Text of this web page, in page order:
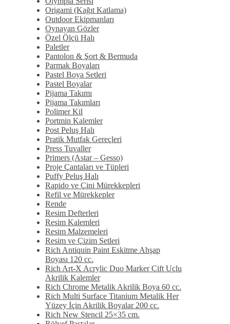
Origami (Kağıt Katlama)
Outdoor Ekipmanları
Oynayan Gözler
Özel Ölçü Halı
Paletler
Pantolon & Şort & Bermuda
Parmak Boyaları
Pastel Boya Setleri
Pastel Boyalar
Pijama Takımı
Pijama Takımları
Polimer Kil
Portmin Kalemler
Post Peluş Halı
Pratik Mutfak Gereçleri
Press Tuvaller
Primers (Astar – Gesso)
Proje Çantaları ve Tüpleri
Puffy Peluş Halı
Rapido ve Çini Mürekkepleri
Refil ve Mürekkepler
Rende
Resim Defterleri
Resim Kalemleri
Resim Malzemeleri
Resim ve Çizim Setleri
Rich Antiquin Paint Eskitme Ahşap
Boyası 120 cc.
Rich Art-X Acrylic Duo Marker Çift Uçlu
Akrilik Kalemler
Rich Chrome Metalik Akrilik Boya 60 cc.
Rich Multi Surface Titanium Metalik Her
Yüzey İçin Akrilik Boyalar 200 cc.
Rich New Stencil 25×35 cm.